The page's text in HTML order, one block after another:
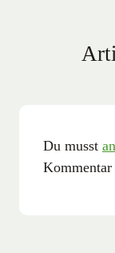
Du musst
Kommentar